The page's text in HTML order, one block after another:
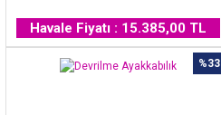
Havale Fiyatı : 15.385,00 TL
%33